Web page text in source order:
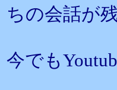
ちの会話が
今でも